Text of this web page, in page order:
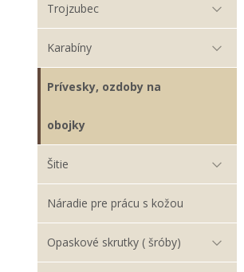
Trojzubec
Karabíny
Prívesky, ozdoby na
obojky
Šitie
Náradie pre prácu s kožou
Opaskové skrutky ( šróby)